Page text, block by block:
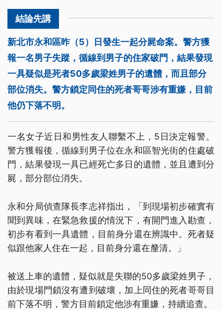
新北市永和區昨（5）日發生一起分屍命案。警方獲
報一名男子失蹤，循線到男子的住家破門，結果發現
一具疑似是死者50多歲梁姓男子的遺體，而且部分
部位消失。警方鎖定同住的死者哥哥涉有重嫌，目前
他仍下落不明。
一名女子近日和男性友人聯繫不上，5日決定報警。
警方獲報後，循線到男子位在永和區智光街的住處破
門，結果發現一具已經死亡多日的遺體，並且遭到分
屍，部分部位消失。
永和分局偵查隊長李志祥指出，「到現場初步確實有
聞到異味，在緊急救援的情況下，有開門進入勘查，
初步有看到一具遺體，目前身分還在辨識中。死者疑
似跟他家人住在一起，目前身分還在釐清。」
被送上車的遺體，疑似就是失聯的50多歲梁姓男子，
由於現場門鎖沒有遭到破壞，加上同住的死者哥哥目
前下落不明，警方目前鎖定他涉有重嫌，持續追查。